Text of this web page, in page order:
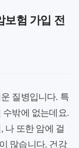
보험 가입 전
질병입니다. 특
수밖에 없는데요.
나 또한 암에 걸
많습니다. 건강